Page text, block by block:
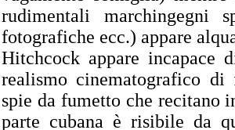
rudimentali marchingegni
fotografiche ecc.) appare
Hitchcock appare incapace
realismo cinematografico di
spie da fumetto che recitano
parte cubana è risibile da